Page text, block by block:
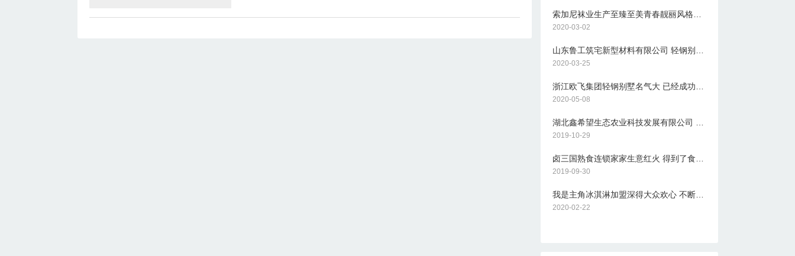
索加尼袜业生产至臻至美青春靓丽风格独特的各式袜款
2020-03-02
2020-03-25
2020-05-08
2019-10-29
2019-09-30
我是主角冰淇淋加盟深得大众欢心 不断研制更为出色的冰淇淋
2020-02-22